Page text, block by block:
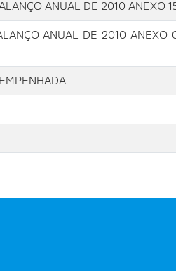
ANUAL DE 2010 ANEXO
ANUAL DE 2010